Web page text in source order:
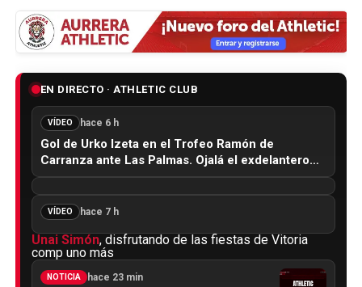
EN DIRECTO · ATHLETIC CLUB
VÍDEO hace 6 h
Gol de Urko Izeta en el Trofeo Ramón de
Carranza ante Las Palmas. Ojalá el exdelantero…
VÍDEO hace 7 h
Unai Simón, disfrutando de las fiestas de Vitoria
comp uno más
NOTICIA hace 23 min